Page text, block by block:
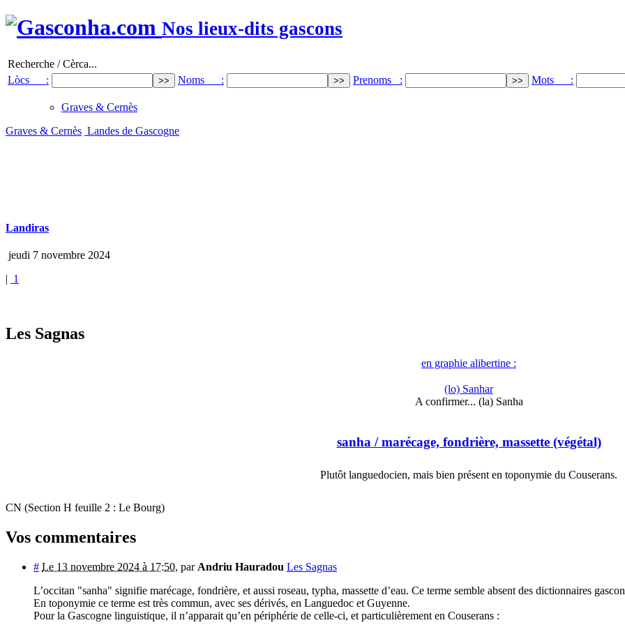
Nos lieux-dits gascons
Recherche / Cèrca...
Lòcs :
Noms : Prenoms : Mots :
Graves & Cernès
Graves & Cernès Landes de Gascogne
Landiras
jeudi 7 novembre 2024
| 1
Les Sagnas
en graphie alibertine :
(lo) Sanhar
A confirmer... (la) Sanha
sanha / marécage, fondrière, massette (végétal)
Plutôt languedocien, mais bien présent en toponymie du Couserans.
CN (Section H feuille 2 : Le Bourg)
Vos commentaires
# Le 13 novembre 2024 à 17:50, par Andriu Hauradou Les Sagnas
L’occitan "sanha" signifie marécage, fondrière, et aussi roseau, typha, massette d’eau. Ce terme semble absent des dictionnaires
En toponymie ce terme est très commun, avec ses dérivés, en Languedoc et Guyenne.
Pour la Gascogne linguistique, il n’apparait qu’en périphérie de celle-ci, et particulièrement en Couserans :